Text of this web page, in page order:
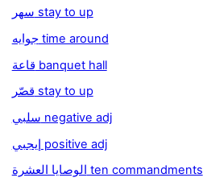
سهر stay to up
جوايه time around
قاعة banquet hall
قصّر stay to up
سلبي negative adj
إيجبي positive adj
الوصايا العشرة ten commandments